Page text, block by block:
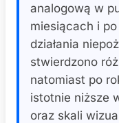
analogową w
miesiącach i
działania
stwierdzono
natomiast po
istotnie niższe
oraz skali